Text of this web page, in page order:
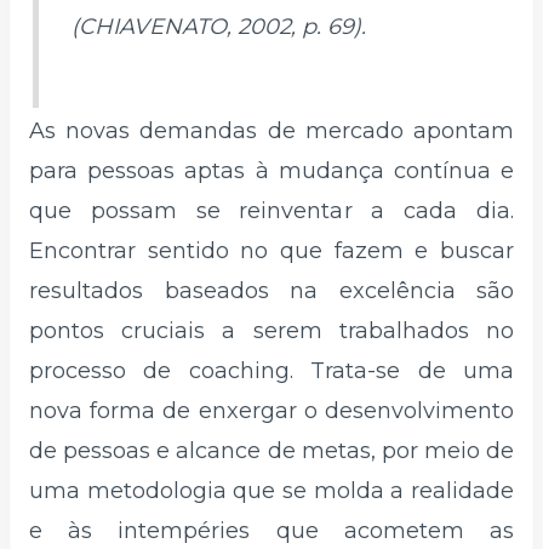
(CHIAVENATO, 2002, p. 69).
As novas demandas de mercado apontam
para pessoas aptas à mudança contínua e
que possam se reinventar a cada dia.
Encontrar sentido no que fazem e buscar
resultados baseados na excelência são
pontos cruciais a serem trabalhados no
processo de coaching. Trata-se de uma
nova forma de enxergar o desenvolvimento
de pessoas e alcance de metas, por meio de
uma metodologia que se molda a realidade
e às intempéries que acometem as